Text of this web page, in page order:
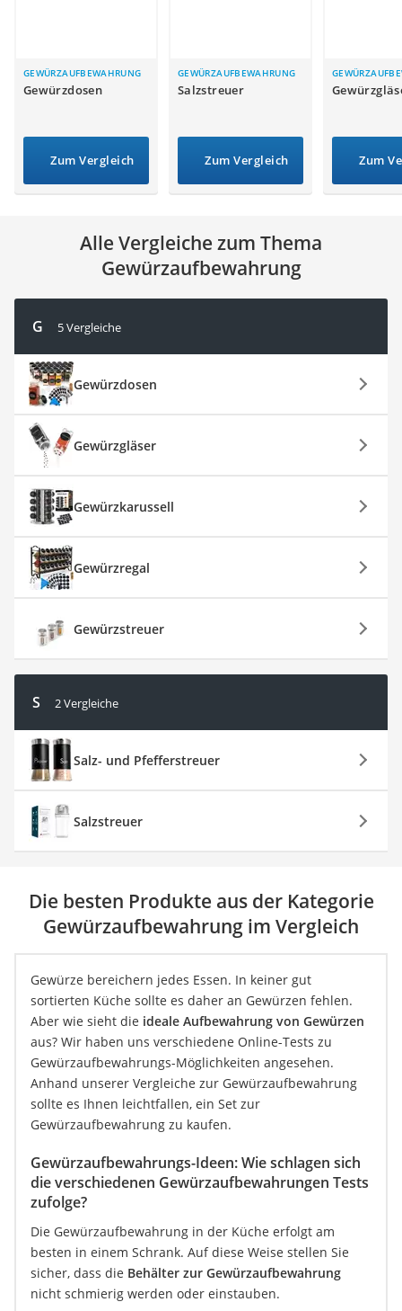
Messerschärfer
Service
GEWÜRZAUFBEWAHRUNG
Gewürzdosen
Zum Vergleich
GEWÜRZAUFBEWAHRUNG
Salzstreuer
Zum Vergleich Zum
Alle Vergleiche zum Thema
Gewürzaufbewahrung
G 5 Vergleiche
Gewürzdosen
Gewürzgläser
Gewürzkarussell
Gewürzregal
Gewürzstreuer
S 2 Vergleiche
Salz- und Pfefferstreuer
Salzstreuer
Die besten Produkte aus der Kategorie
Gewürzaufbewahrung im Vergleich
Gewürze bereichern jedes Essen. In keiner gut
sortierten Küche sollte es daher an Gewürzen fehlen.
Aber wie sieht die ideale Aufbewahrung von Gewürzen
aus? Wir haben uns verschiedene Online-Tests zu
Gewürzaufbewahrungs-Möglichkeiten angesehen.
Anhand unserer Vergleiche zur Gewürzaufbewahrung
sollte es Ihnen leichtfallen, ein Set zur
Gewürzaufbewahrung zu kaufen.
Gewürzaufbewahrungs-Ideen: Wie schlagen sich
die verschiedenen Gewürzaufbewahrungen Tests
zufolge?
Die Gewürzaufbewahrung in der Küche erfolgt am
besten in einem Schrank. Auf diese Weise stellen Sie
sicher, dass die Behälter zur Gewürzaufbewahrung
nicht schmierig werden oder einstauben.